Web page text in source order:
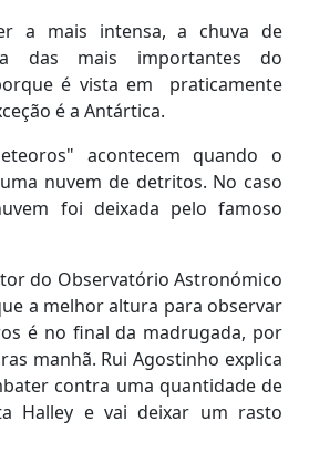
a mais intensa, a chuva de
das mais importantes do
é vista em praticamente
é a Antártica.
acontecem quando o
nuvem de detritos. No caso
foi deixada pelo famoso
do Observatório Astronómico
a melhor altura para observar
é no final da madrugada, por
manhã. Rui Agostinho explica
contra uma quantidade de
Halley e vai deixar um rasto